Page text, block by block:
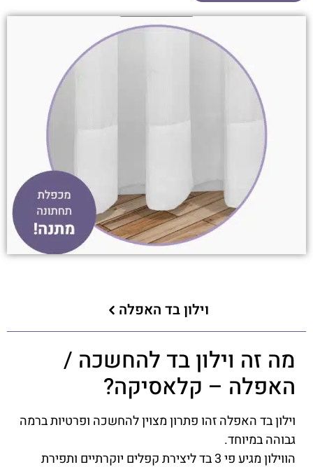
וילון בד האפלה
מה זה וילון בד להחשכה /
האפלה – קלאסיקה?
וילון בד האפלה זהו פתרון מצוין להחשכה ופרטיות ברמה
גבוהה במיוחד.
הווילון מגיע פי 3 בד ליצירת קפלים יוקרתיים ותפירת